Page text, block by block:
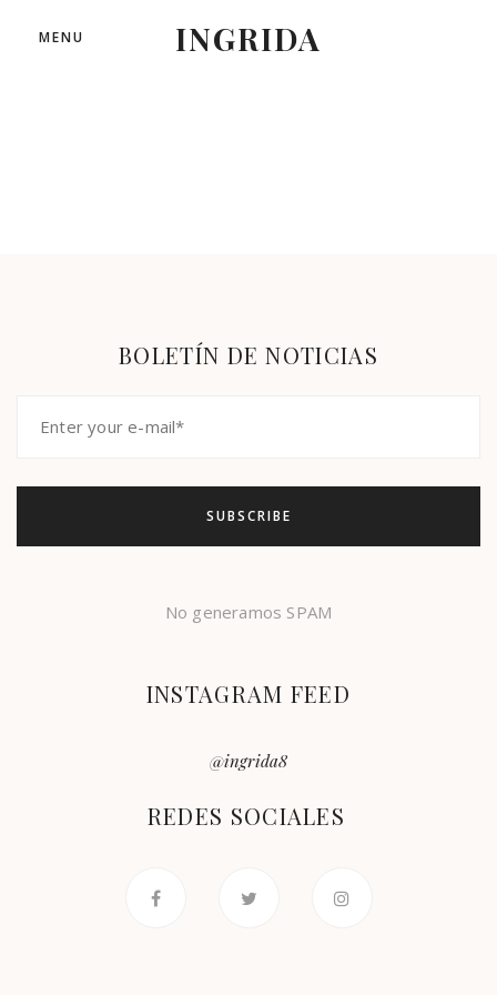
INGRIDA
MENU
BOLETÍN DE NOTICIAS
No generamos SPAM
INSTAGRAM FEED
@ingrida8
REDES SOCIALES